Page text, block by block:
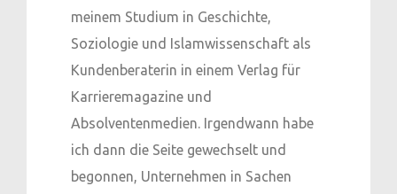
meinem Studium in Geschichte,
Soziologie und Islamwissenschaft als
Kundenberaterin in einem Verlag für
Karrieremagazine und
Absolventenmedien. Irgendwann habe
ich dann die Seite gewechselt und
begonnen, Unternehmen in Sachen